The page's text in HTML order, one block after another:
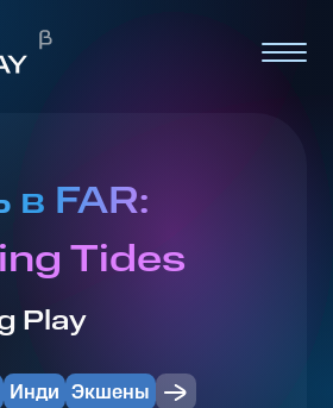
в FAR:
Tides
Play
Инди Экшены